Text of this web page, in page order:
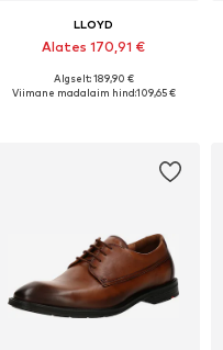
LLOYD
Alates 170,91 €
Saadaval erinevates suurustes
Algselt: 189,90 €
Viimane madalaim hind:109,65 €